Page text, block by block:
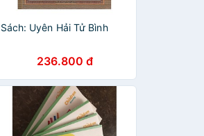
Sách: Uyên Hải Tử Bình
236.800 đ